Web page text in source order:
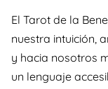
El Tarot de la
nuestra intuición,
y hacia nosotros
un lenguaje